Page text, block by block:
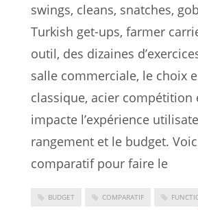
swings, cleans, snatches,
Turkish get-ups, farmer
outil, des dizaines
salle commerciale, le choix
classique, acier compétition
impacte l’expérience
rangement et le budget.
comparatif pour faire le
BUDGET COMPARATIF